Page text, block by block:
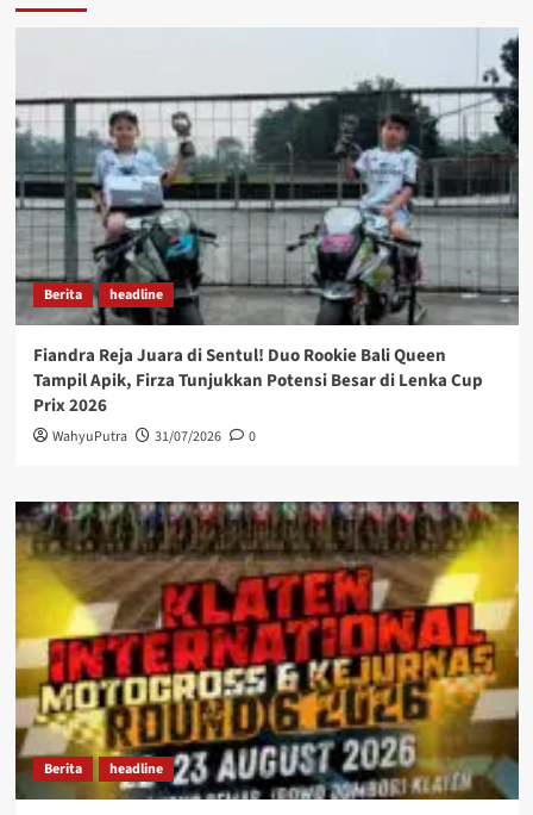
Berita headline
Fiandra Reja Juara di Sentul! Duo Rookie Bali Queen
Tampil Apik, Firza Tunjukkan Potensi Besar di Lenka Cup
Prix 2026
WahyuPutra 31/07/2026 0
Berita headline